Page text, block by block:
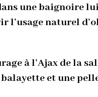
une baignoire
l’usage naturel
à l’Ajax de la
balayette et une